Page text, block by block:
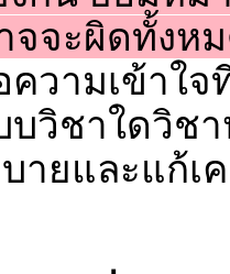
จจะผิดทั้งห
วามเข้าใจ
บวิชาใดวิช
ายและแก้เ